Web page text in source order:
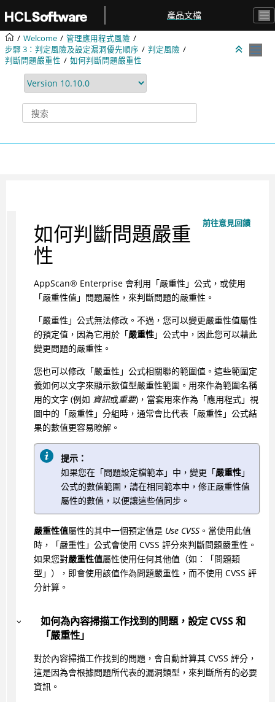
產品文檔
Welcome
管理應用程式風險
步驟 3：判定風險及設定漏洞優先順序
判定風險
判斷問題嚴重性
如何判斷問題嚴重性
前往意見回饋
如何判斷問題嚴重
性
AppScan® Enterprise 會利用「嚴重性」公式，或使用
「嚴重性值」問題屬性，來判斷問題的嚴重性。
「嚴重性」公式無法修改。不過，您可以變更嚴重性值屬性
的預定值，因為它用於「嚴重性」公式中，因此您可以藉此
變更問題的嚴重性。
您也可以修改「嚴重性」公式相關聯的範圍值。這些範圍定
義如何以文字來顯示數值型嚴重性範圍。用來作為範圍名稱
用的文字 (例如 資訊或重要)，當套用來作為「應用程式」視
圖中的「嚴重性」分組時，通常會比代表「嚴重性」公式結
果的數值更容易瞭解。
提示：
如果您在「問題設定檔範本」中，變更「嚴重性」
公式的數值範圍，請在相同範本中，修正嚴重性值
屬性的數值，以便讓這些值同步。
嚴重性值屬性的其中一個預定值是 Use CVSS。當使用此值
時，「嚴重性」公式會使用 CVSS 評分來判斷問題嚴重性。
如果您對嚴重性值屬性使用任何其他值（如：「問題類
型」），即會使用該值作為問題嚴重性，而不使用 CVSS 評
分計算。
如何為內容掃描工作找到的問題，設定 CVSS 和
「嚴重性」
對於內容掃描工作找到的問題，會自動計算其 CVSS 評分，
這是因為會根據問題所代表的漏洞類型，來判斷所有的必要
資訊。